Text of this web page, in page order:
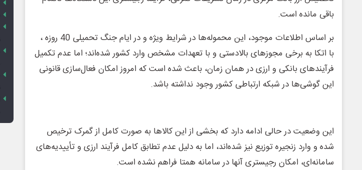
باقی مانده است.
بر اساس اطلاعات موجود، این محموله‌ها در شرایط ویژه و در ایام جنگ تحمیلی 40 روزه ،
با اتکا به برخی مجوزهای بالادستی و با تعهدات مشخص وارد کشور شده‌اند؛ اما عدم تکمیل
فرآیندهای بانکی و ارزی در همان زمان، باعث شده است که امروز امکان فعال‌سازی قانونی
این گوشی‌ها در شبکه ارتباطی کشور وجود نداشته باشد.
این وضعیت در حالی ادامه دارد که بخشی از این کالاها به صورت کامل از گمرک ترخیص
شده و وارد زنجیره توزیع نیز شده‌اند، اما به دلیل عدم تطابق کامل فرآیند ارزی و تأییدیه‌های
سامانه‌ای، امکان رجیستری آنها در سامانه همتا فراهم نشده است.